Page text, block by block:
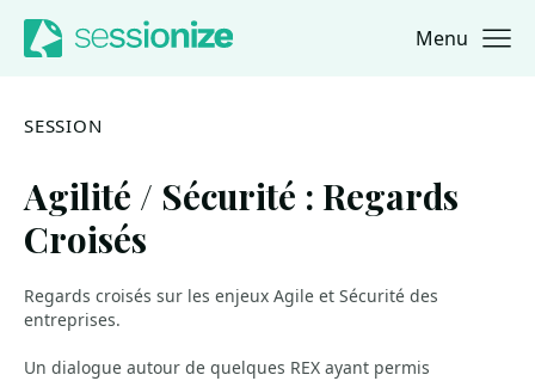
Jump to navigation
Jump to content Menu
SESSION
Agilité / Sécurité : Regards
Croisés
Regards croisés sur les enjeux Agile et Sécurité des
entreprises.
Un dialogue autour de quelques REX ayant permis